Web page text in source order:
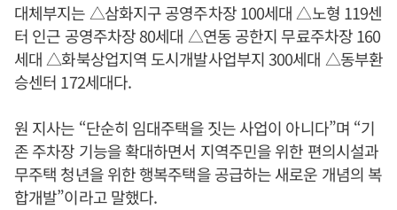
대체부지는 △삼화지구 공영주차장 100세대 △노형 119센
터 인근 공영주차장 80세대 △연동 공한지 무료주차장 160
세대 △화북상업지역 도시개발사업부지 300세대 △동부환
승센터 172세대다.
원 지사는 “단순히 임대주택을 짓는 사업이 아니다”며 “기
존 주차장 기능을 확대하면서 지역주민을 위한 편의시설과
무주택 청년을 위한 행복주택을 공급하는 새로운 개념의 복
합개발”이라고 말했다.